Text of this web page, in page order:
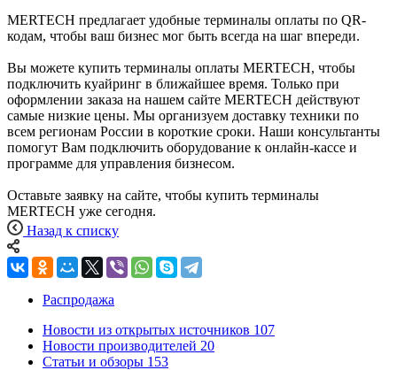
MERTECH предлагает удобные терминалы оплаты по QR-
кодам, чтобы ваш бизнес мог быть всегда на шаг впереди.
Вы можете купить терминалы оплаты MERTECH, чтобы
подключить куайринг в ближайшее время. Только при
оформлении заказа на нашем сайте MERTECH действуют
самые низкие цены. Мы организуем доставку техники по
всем регионам России в короткие сроки. Наши консультанты
помогут Вам подключить оборудование к онлайн-кассе и
программе для управления бизнесом.
Оставьте заявку на сайте, чтобы купить терминалы
MERTECH уже сегодня.
Назад к списку
Распродажа
Новости из открытых источников 107
Новости производителей 20
Статьи и обзоры 153